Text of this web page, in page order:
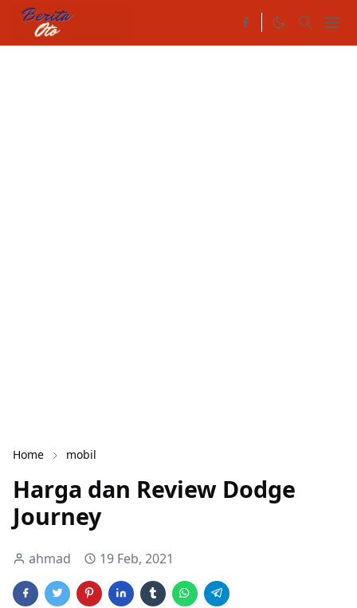
Home mobil
Harga dan Review Dodge
Journey
ahmad 19 Feb, 2021